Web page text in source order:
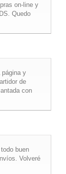
on-line y
Quedo
página y
de
con
buen
Volveré